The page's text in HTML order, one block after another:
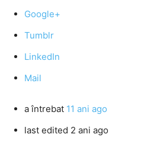
Google+
Tumblr
LinkedIn
Mail
a întrebat 11 ani ago
last edited 2 ani ago